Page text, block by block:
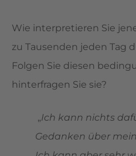
Wie interpretieren Sie
zu Tausenden jeden Tag
Folgen Sie diesen
hinterfragen Sie sie?
„Ich kann nichts
Gedanken über